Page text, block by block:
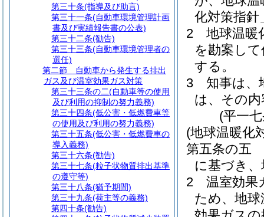
化対策指
2
地球温暖
を勘案し
する。
3
知事は、
は、その
(平一
(地球温暖化
第五条の五
に基づき
2
温室効果
ため、地
第三十条(指導及び助言)
第三十一条(自動車環境管理計画
書及び実績報告書の公表)
第三十二条(勧告)
第三十三条(自動車環境管理者の
選任)
第二節
自動車から発生する排出
ガス及び温室効果ガス対策
第三十三条の二(自動車等の使用
及び利用の抑制の努力義務)
第三十四条(低公害・低燃費車等
の使用及び利用の努力義務)
第三十五条(低公害・低燃費車の
導入義務)
第三十六条(勧告)
第三十七条(粒子状物質排出基準
の遵守等)
第三十八条(猶予期間)
第三十九条(荷主等の義務)
第四十条(勧告)